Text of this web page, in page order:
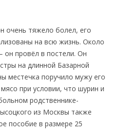
очень тяжело болел, его
на всю жизнь. Около
он провёл в постели. Он
на длинной Базарной
местечка поручило мужу его
при условии, что шурин и
родственнике-
из Москвы также
пособие в размере 25